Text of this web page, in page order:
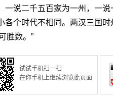
说二千五百家为一州，一说
个时代不相同。两汉三国
胜数。”
试试手机扫一扫
在你手机上继续浏览此页面